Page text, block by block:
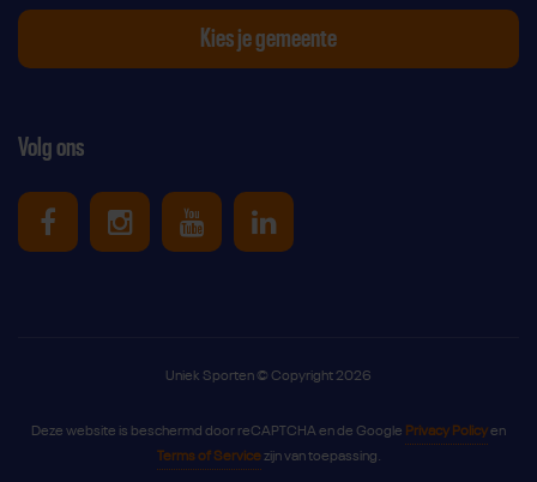
Volg ons
Uniek Sporten op Facebook
Uniek Sporten op Instagram
Uniek Sporten op Youtube
Uniek Sporten op
Kies je gemeente
Uniek Sporten © Copyright 2026
Deze website is beschermd door reCAPTCHA en de Google Privacy Policyen
Terms of Servicezijn van toepassing.